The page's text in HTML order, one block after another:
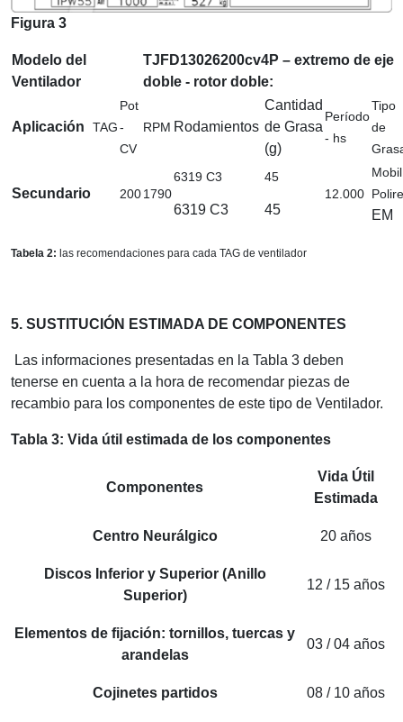
Figura 3
Modelo del
Ventilador
TJFD13026200cv4P – extremo de eje
doble - rotor doble:
Aplicación TAG
Pot
-
CV
RPM Rodamientos
Cantidad
de Grasa
(g)
Período
- hs
Tipo
de
Secundario 2001790
6319 C3
45
12.000
Mobil
EM
6319 C3 45
Tabela 2: las recomendaciones para cada TAG de ventilador
5. SUSTITUCIÓN ESTIMADA DE COMPONENTES
Las informaciones presentadas en la Tabla 3 deben
tenerse en cuenta a la hora de recomendar piezas de
recambio para los componentes de este tipo de Ventilador.
Tabla 3: Vida útil estimada de los componentes
Componentes
Vida Útil
Estimada
Centro Neurálgico 20 años
Discos Inferior y Superior (Anillo
Superior)
12 / 15 años
Elementos de fijación: tornillos, tuercas y
arandelas
03 / 04 años
Cojinetes partidos 08 / 10 años